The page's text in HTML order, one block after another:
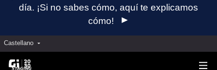
día. ¡Si no sabes cómo, aquí te explicamos
cómo!
Castellano Elegir el idioma